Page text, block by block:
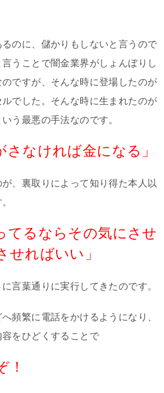
のに、儲かりもしないと言うので
うことで闇金業界がしょんぼりし
ですが、そんな時に登場したのが
でした。そんな時に生まれたのが
う最悪の手法なのです。
さなければ金になる」
、裏取りによって知り得た本人以
てるならその気にさせ
せればいい」
言葉通りに実行してきたのです。
頻繁に電話をかけるようになり、
をひどくすることで
！